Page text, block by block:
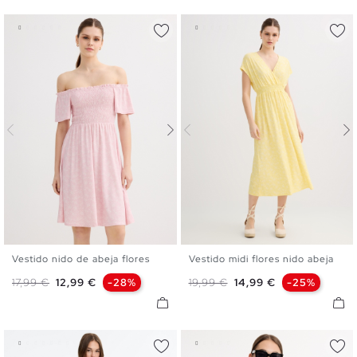
Vestido nido de abeja flores
Precio base
17,99 € Precio
12,99 € -28%
Vestido midi flores nido abeja
Precio base
19,99 € Precio
14,99 € -25%